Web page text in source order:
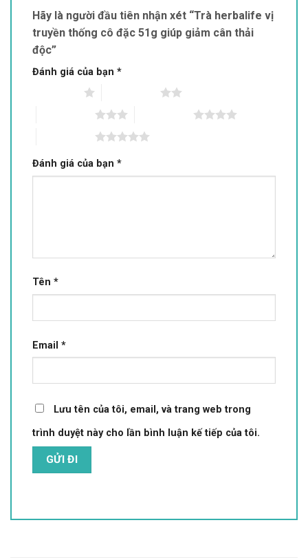
Hãy là người đầu tiên nhận xét “Trà herbalife vị
truyền thống cô đặc 51g giúp giảm cân thải
độc”
Đánh giá của bạn *
Đánh giá của bạn *
Tên *
Email *
Lưu tên của tôi, email, và trang web trong
trình duyệt này cho lần bình luận kế tiếp của tôi.